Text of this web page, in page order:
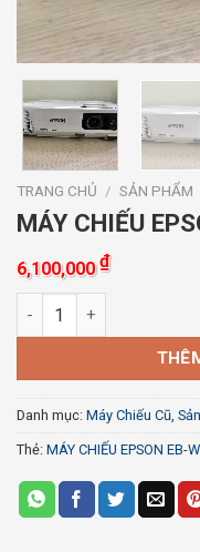
TRANG CHỦ / SẢN PHẨM
MÁY CHIẾU
6,100,000₫
MÁY CHIẾU EPSON EB-
Danh mục: Máy Chiếu Cũ,
Thẻ: MÁY CHIẾU EPSON EB-